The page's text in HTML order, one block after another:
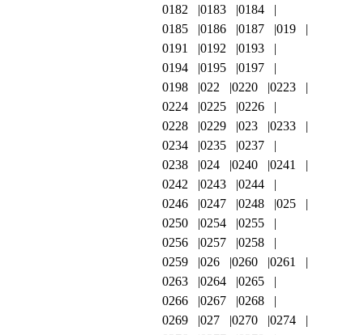
0182
0183
0184
0185
0186 0187
019
0191
0192
0193
0194
0195
0197
0198
022 0220
0223
0224
0225
0226
0228
0229 023
0233
0234
0235
0237
0238
024 0240
0241
0242
0243
0244
0246
0247 0248
025
0250
0254
0255
0256
0257
0258
0259
026 0260
0261
0263
0264
0265
0266
0267
0268
0269
027 0270
0274